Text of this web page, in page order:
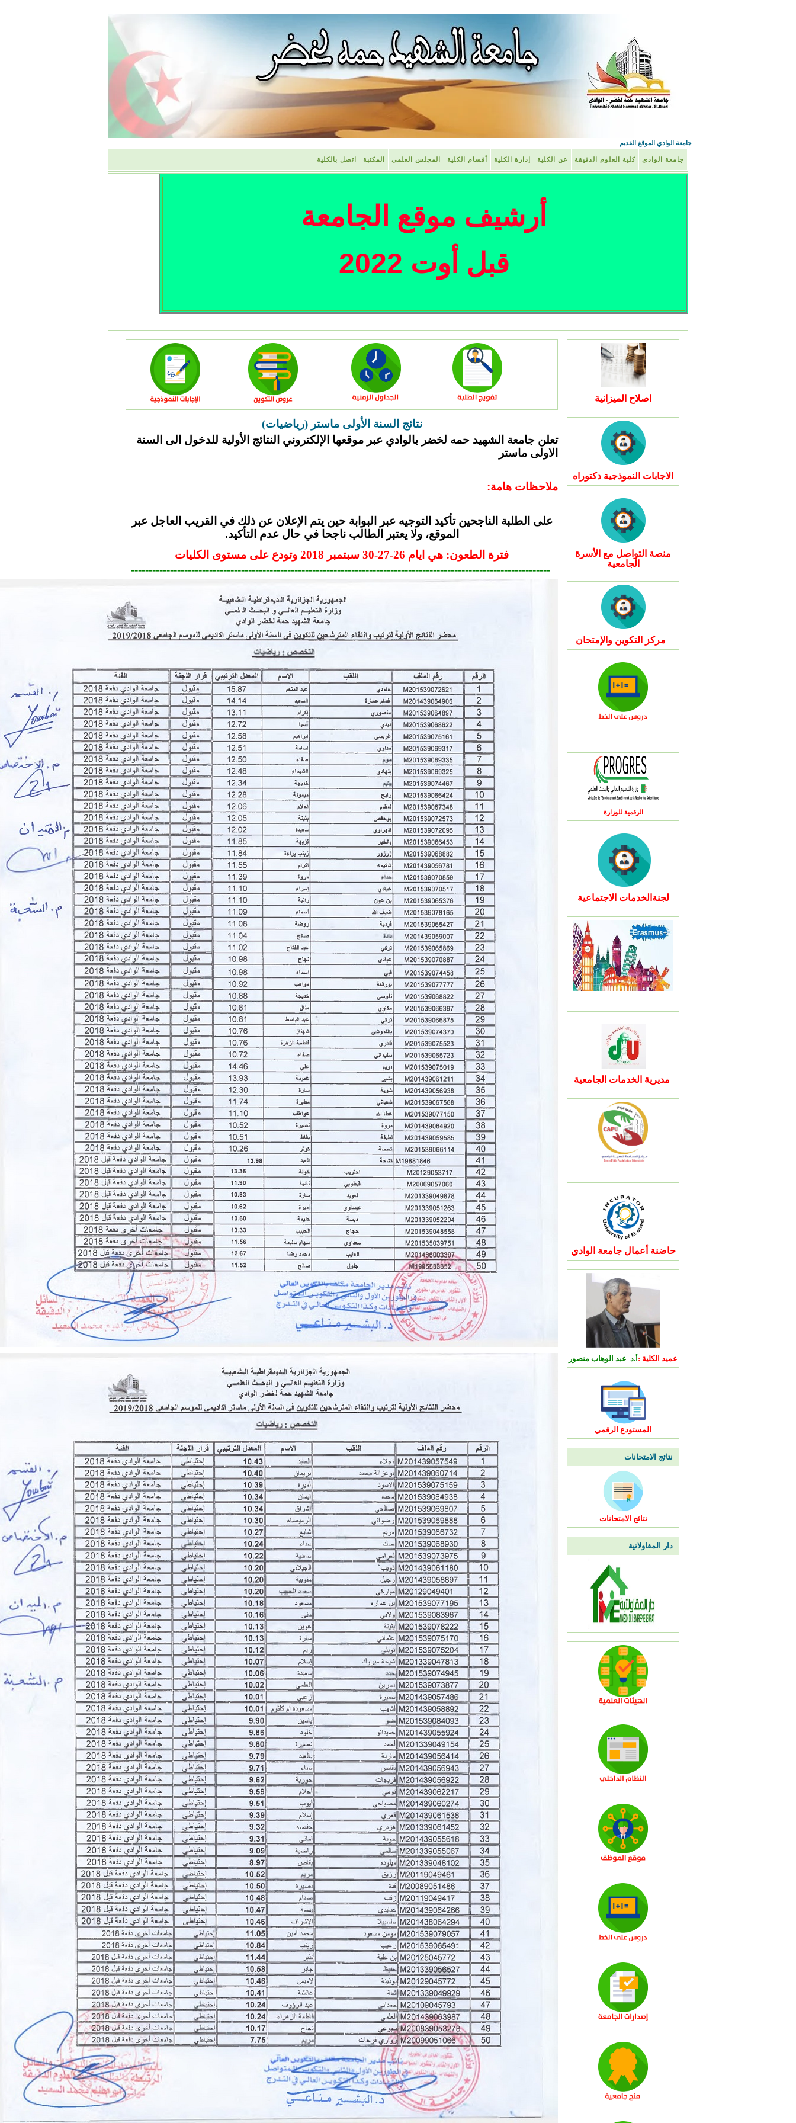
جامعة الوادي الموقغ القديم
جامعة الوادي كلية العلوم الدقيقة عن الكلية إدارة الكلية أقسام الكلية المجلس العلمي المكتبة اتصل بالكلية
أرشيف موقع الجامعة
قبل أوت 2022
اصلاح الميزانية
الاجابات النموذجية دكتوراه
منصة التواصل مع الأسرة
الجامعية
مركز التكوين والإمتحان
الرقمية للوزارة
لجنةالخدمات الاجتماعية
مديرية الخدمات الجامعية
حاضنة أعمال جامعة الوادي
عميد الكلية : أ.د عبد الوهاب منصور
المستودع الرقمي
نتائج الامتحانات
نتائج الامتحانات
دار المقاولاتية
نتائج السنة الأولى ماستر (رياضيات)
تعلن جامعة الشهيد حمه لخضر بالوادي عبر موقعها الإلكتروني النتائج الأولية للدخول الى السنة
الاولى ماستر
ملاحظات هامة:
على الطلبة الناجحين تأكيد التوجيه عبر البوابة حين يتم الإعلان عن ذلك في القريب العاجل عبر
الموقع، ولا يعتبر الطالب ناجحا في حال عدم التأكيد.
فترة الطعون: هي ايام 26-27-30 سبتمبر 2018 وتودع على مستوى الكليات
----------------------------------------------------------------------------------------------------------------------